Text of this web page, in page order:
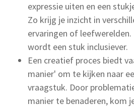
expressie uiten en een
Zo krijg je inzicht in
ervaringen of leefwerelden.
wordt een stuk inclusiever.
Een creatief proces biedt
manier' om te kijken naar
vraagstuk. Door
manier te benaderen, kom